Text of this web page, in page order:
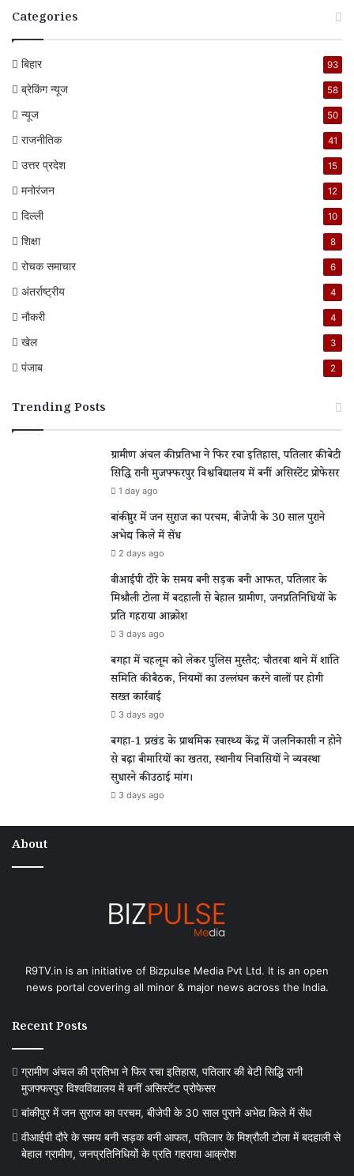
Categories
बिहार 93
ब्रेकिंग न्यूज 58
न्यूज 50
राजनीतिक 41
उत्तर प्रदेश 15
मनोरंजन 12
दिल्ली 10
शिक्षा 8
रोचक समाचार 6
अंतर्राष्ट्रीय 4
नौकरी 4
खेल 3
पंजाब 2
Trending Posts
ग्रामीण अंचल की प्रतिभा ने फिर रचा इतिहास, पतिलार की बेटी
सिद्धि रानी मुजफ्फरपुर विश्वविद्यालय में बनीं असिस्टेंट प्रोफेसर
1 day ago
बांकीपुर में जन सुराज का परचम, बीजेपी के 30 साल पुराने
अभेद्य किले में सेंध
2 days ago
वीआईपी दौरे के समय बनी सड़क बनी आफत, पतिलार के
मिश्रौली टोला में बदहाली से बेहाल ग्रामीण, जनप्रतिनिधियों के
प्रति गहराया आक्रोश
3 days ago
बगहा में चहलूम को लेकर पुलिस मुस्तैद: चौतरवा थाने में शांति
समिति की बैठक, नियमों का उल्लंघन करने वालों पर होगी
सख्त कार्रवाई
3 days ago
बगहा-1 प्रखंड के प्राथमिक स्वास्थ्य केंद्र में जलनिकासी न होने
से बढ़ा बीमारियों का खतरा, स्थानीय निवासियों ने व्यवस्था
सुधारने की उठाई मांग।
3 days ago
About
R9TV.in is an initiative of Bizpulse Media Pvt Ltd. It is an open
news portal covering all minor & major news across the India.
Recent Posts
ग्रामीण अंचल की प्रतिभा ने फिर रचा इतिहास, पतिलार की बेटी सिद्धि रानी
मुजफ्फरपुर विश्वविद्यालय में बनीं असिस्टेंट प्रोफेसर
बांकीपुर में जन सुराज का परचम, बीजेपी के 30 साल पुराने अभेद्य किले में सेंध
वीआईपी दौरे के समय बनी सड़क बनी आफत, पतिलार के मिश्रौली टोला में बदहाली से
बेहाल ग्रामीण, जनप्रतिनिधियों के प्रति गहराया आक्रोश